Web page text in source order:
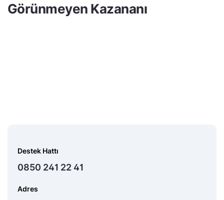
Görünmeyen Kazananı
Destek Hattı
0850 241 22 41
Adres